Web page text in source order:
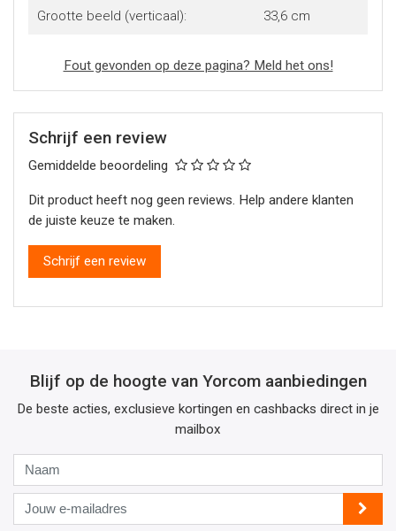
Grootte beeld (verticaal): 33,6 cm
Fout gevonden op deze pagina? Meld het ons!
Schrijf een review
Gemiddelde beoordeling
Dit product heeft nog geen reviews. Help andere klanten
de juiste keuze te maken.
Schrijf een review
Blijf op de hoogte van Yorcom aanbiedingen
De beste acties, exclusieve kortingen en cashbacks direct in je
mailbox
Jouw
e-